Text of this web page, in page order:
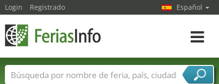
Login Registrado Español
toggle